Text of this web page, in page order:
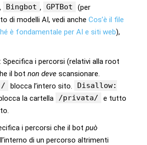
, Bingbot , GPTBot
(per
di modelli AI, vedi anche Cos’è il file
è fondamentale per AI e siti web),
: Specifica i percorsi (relativi alla root
il bot non deve scansionare.
/
blocca l’intero sito.
Disallow:
la cartella /privata/
e tutto
i percorsi che il bot può
di un percorso altrimenti